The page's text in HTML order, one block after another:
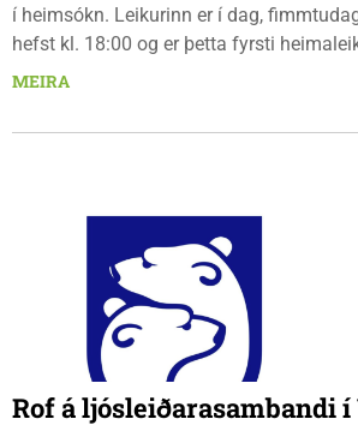
í heimsókn. Leikurinn er í dag,
hefst kl. 18:00 og er þetta fyrsti
síðan 18. júlí. Spáin fyrir leikinn er fín,
veðri og skella sér á völlinn.
MEIRA
Rof á ljósleiðarasambandi